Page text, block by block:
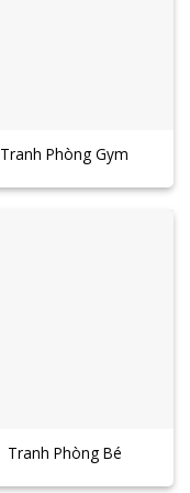
Tranh Phòng Gym
Tranh Phòng Bé